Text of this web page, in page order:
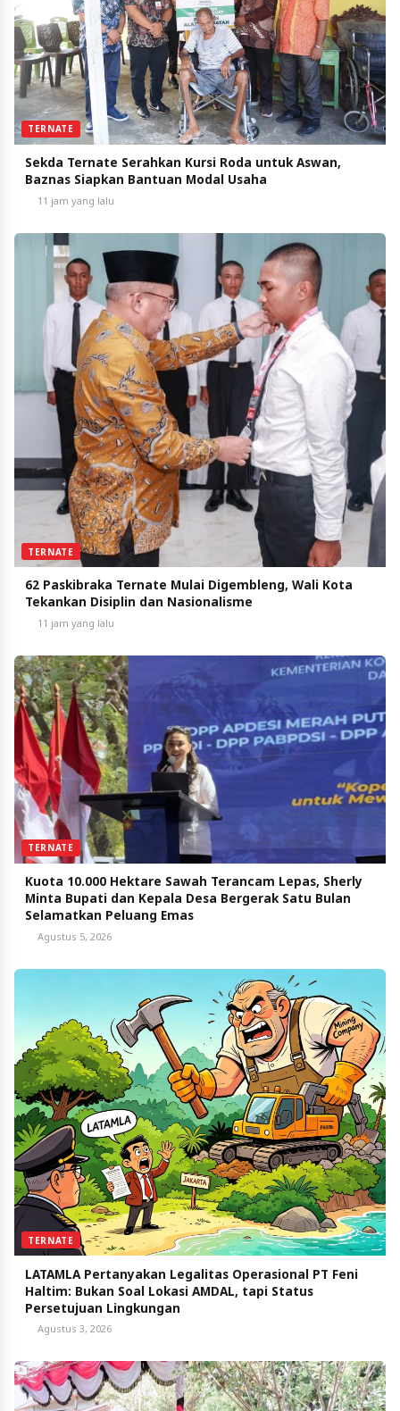
TERNATE
Sekda Ternate Serahkan Kursi Roda untuk Aswan,
Baznas Siapkan Bantuan Modal Usaha
11 jam yang lalu
TERNATE
62 Paskibraka Ternate Mulai Digembleng, Wali Kota
Tekankan Disiplin dan Nasionalisme
11 jam yang lalu
TERNATE
Kuota 10.000 Hektare Sawah Terancam Lepas, Sherly
Minta Bupati dan Kepala Desa Bergerak Satu Bulan
Selamatkan Peluang Emas
Agustus 5, 2026
TERNATE
LATAMLA Pertanyakan Legalitas Operasional PT Feni
Haltim: Bukan Soal Lokasi AMDAL, tapi Status
Persetujuan Lingkungan
Agustus 3, 2026